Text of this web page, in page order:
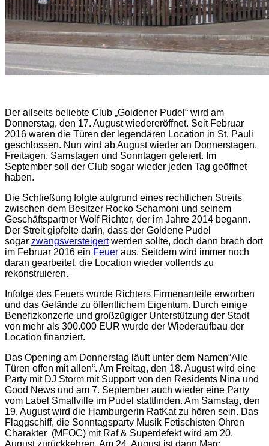
Der allseits beliebte Club „Goldener Pudel“ wird am
Donnerstag, den 17. August wiedereröffnet. Seit Februar
2016 waren die Türen der legendären Location in St. Pauli
geschlossen. Nun wird ab August wieder an Donnerstagen,
Freitagen, Samstagen und Sonntagen gefeiert. Im
September soll der Club sogar wieder jeden Tag geöffnet
haben.
Die Schließung folgte aufgrund eines rechtlichen Streits
zwischen dem Besitzer Rocko Schamoni und seinem
Geschäftspartner Wolf Richter, der im Jahre 2014 begann.
Der Streit gipfelte darin, dass der Goldene Pudel
sogar zwangsversteigertwerden sollte, doch dann brach dort
im Februar 2016 ein Feuer aus. Seitdem wird immer noch
daran gearbeitet, die Location wieder vollends zu
rekonstruieren.
Infolge des Feuers wurde Richters Firmenanteile erworben
und das Gelände zu öffentlichem Eigentum. Durch einige
Benefizkonzerte und großzügiger Unterstützung der Stadt
von mehr als 300.000 EUR wurde der Wiederaufbau der
Location finanziert.
Das Opening am Donnerstag läuft unter dem Namen“Alle
Türen offen mit allen“. Am Freitag, den 18. August wird eine
Party mit DJ Storm mit Support von den Residents Nina und
Good News und am 7. September auch wieder eine Party
vom Label Smallville im Pudel stattfinden. Am Samstag, den
19. August wird die Hamburgerin RatKat zu hören sein. Das
Flaggschiff, die Sonntagsparty Musik Fetischisten Ohren
Charakter (MFOC) mit Raf & Superdefekt wird am 20.
August zurückkehren. Am 24. August ist dann Marc